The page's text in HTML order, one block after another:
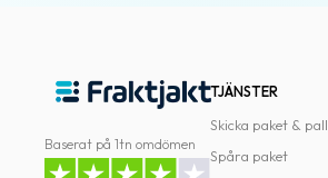
Baserat på 1tn omdömen
TJÄNSTER
Skicka paket & pall
Spåra paket